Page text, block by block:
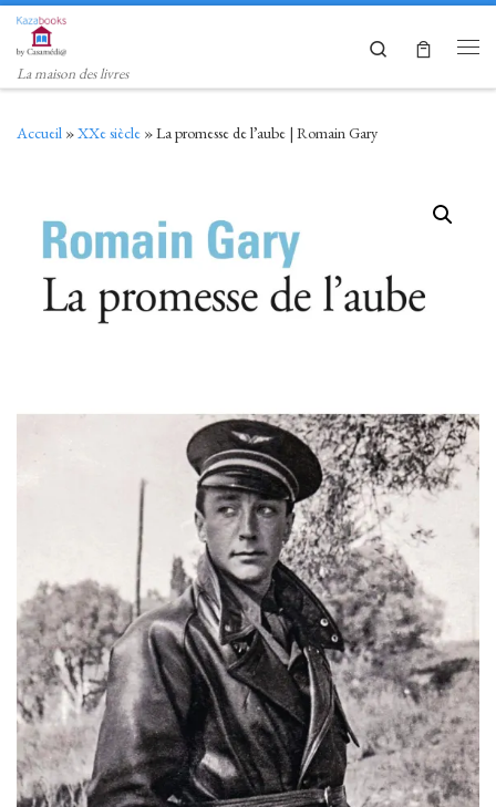
Skip to content
La maison des livres
Search
Accueil »XXe siècle »La promesse de l’aube | Romain Gary